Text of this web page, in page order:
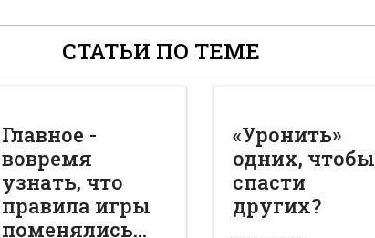
СТАТЬИ ПО ТЕМЕ
Главное -
вовремя
узнать, что
правила игры
поменялись...
«Уронить»
одних, чтобы
спасти
других?